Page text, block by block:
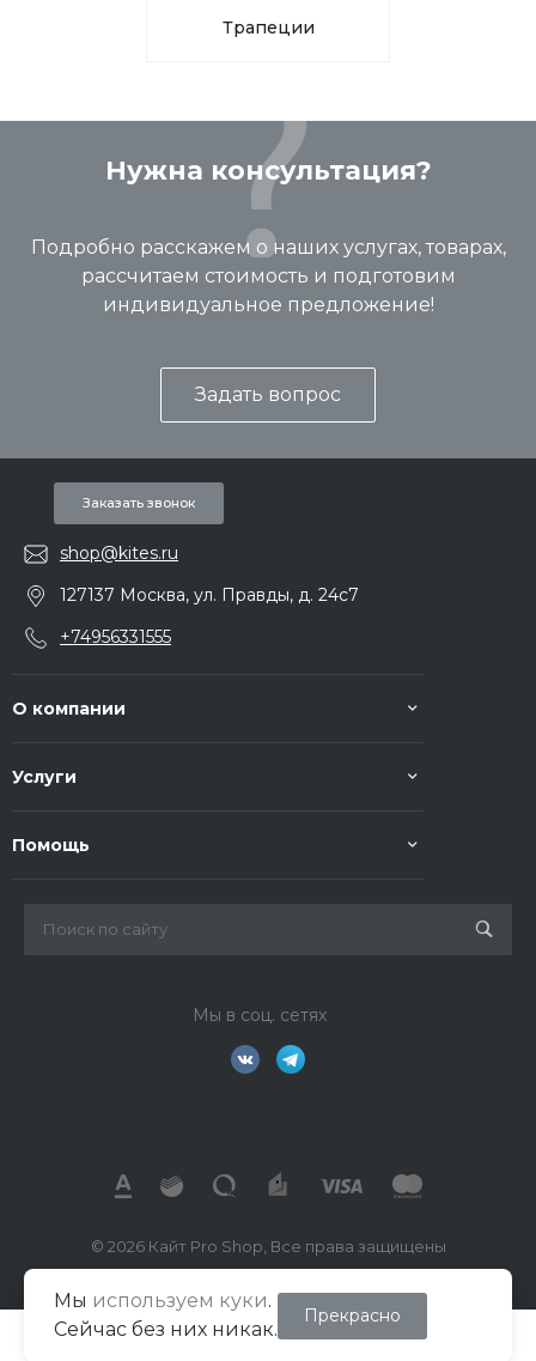
Трапеции
Нужна консультация?
Подробно расскажем о наших услугах, товарах,
рассчитаем стоимость и подготовим
индивидуальное предложение!
Задать вопрос
Заказать звонок
shop@kites.ru
127137 Москва, ул. Правды, д. 24с7
+74956331555
О компании
Услуги
Помощь
Мы в соц. сетях
© 2026 Кайт Pro Shop, Все права защищены
ИП Маркелов В.А.
ИНН 026702391260
Мы используем куки.
Сейчас без них никак.
Прекрасно